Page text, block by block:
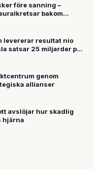
före sanning –
bakom
levererar resultat nio
satsar 25 miljarder på
genom
allianser
avslöjar hur skadlig
hjärna